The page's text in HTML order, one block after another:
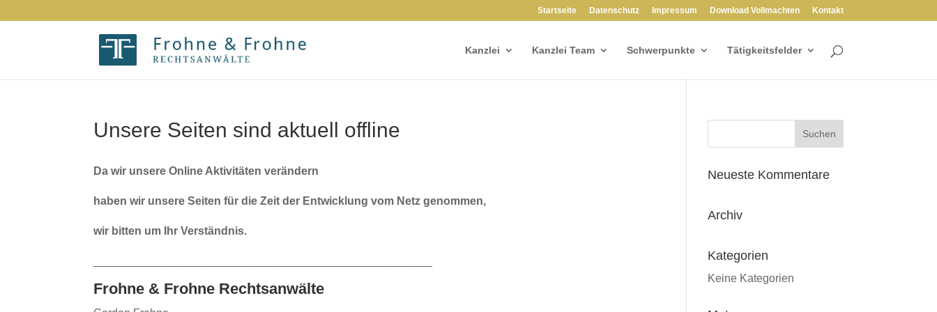
Startseite Datenschutz Impressum Download Vollmachten Kontakt
Kanzlei Kanzlei Team Schwerpunkte Tätigkeitsfelder
Unsere Seiten sind aktuell offline
Da wir unsere Online Aktivitäten verändern
haben wir unsere Seiten für die Zeit der Entwicklung vom Netz genommen,
wir bitten um Ihr Verständnis.
Frohne & Frohne Rechtsanwälte
Neueste Kommentare
Archiv
Kategorien
Keine Kategorien